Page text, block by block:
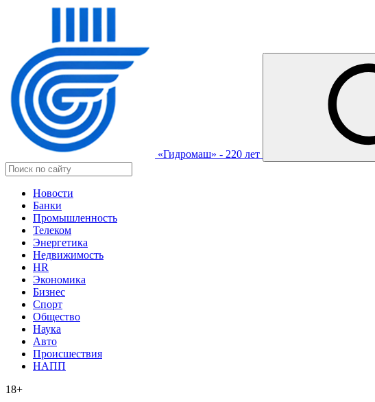
«Гидромаш» - 220 лет
Новости
Банки
Промышленность
Телеком
Энергетика
Недвижимость
HR
Экономика
Бизнес
Спорт
Общество
Наука
Авто
Происшествия
НАПП
18+